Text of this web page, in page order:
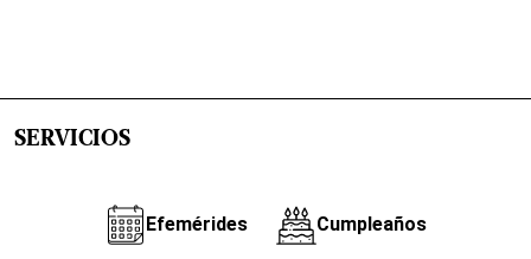
SERVICIOS
Efemérides Cumpleaños